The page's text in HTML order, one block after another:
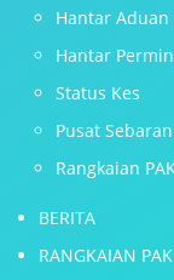
Hantar Aduan
Hantar
Status Kes
Pusat
Rangkaian
BERITA
RANGKAIAN